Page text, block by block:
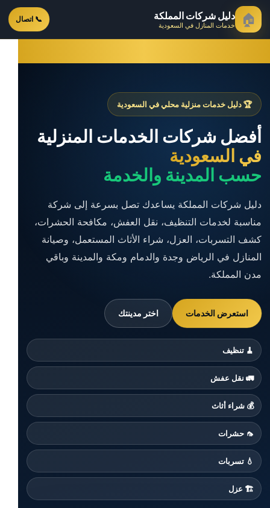
🏠 دليل شركات المملكة
خدمات المنازل في السعودية 📞 اتصال
🏆 دليل خدمات منزلية محلي في السعودية
أفضل شركات الخدمات المنزلية
في السعودية
حسب المدينة والخدمة
دليل شركات المملكة يساعدك تصل بسرعة إلى شركة
مناسبة لخدمات التنظيف، نقل العفش، مكافحة الحشرات،
كشف التسربات، العزل، شراء الأثاث المستعمل، وصيانة
المنازل في الرياض وجدة والدمام ومكة والمدينة وباقي
مدن المملكة.
استعرض الخدمات اختر مدينتك
🧹 تنظيف
🚛 نقل عفش
💰 شراء أثاث
🦟 حشرات
💧 تسربات
🏗️ عزل